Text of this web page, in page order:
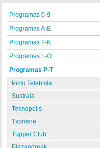
Programas 0-9
Programas A-E
Programas F-K
Programas L-O
Programas P-T
Piztu Telebista
Sustraia
Teknopolis
Txoriene
Tupper Club